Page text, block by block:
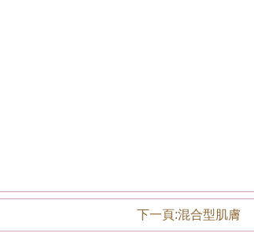
下一頁:混合型肌膚